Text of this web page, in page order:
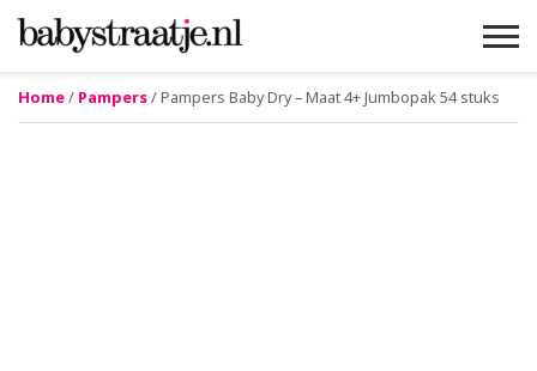
MAMAVLOGS
ZWANGER
BABY
LIFESTYLE
MUSTHAVES
CELEBS
ADVIES
WEBSHOPS
GRATIS
WIN
KORTINGEN
Home/ Pampers/ Pampers Baby Dry – Maat 4+ Jumbopak 54 stuks